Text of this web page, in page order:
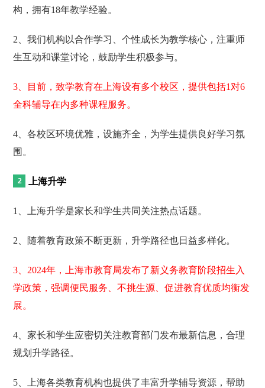
构，拥有18年教学经验。
2、我们机构以合作学习、个性成长为教学核心，注重师
生互动和课堂讨论，鼓励学生积极参与。
3、目前，致学教育在上海设有多个校区，提供包括1对6
全科辅导在内多种课程服务。
4、各校区环境优雅，设施齐全，为学生提供良好学习氛
围。
上海升学
1、上海升学是家长和学生共同关注热点话题。
2、随着教育政策不断更新，升学路径也日益多样化。
3、2024年，上海市教育局发布了新义务教育阶段招生入
学政策，强调便民服务、不挑生源、促进教育优质均衡发
展。
4、家长和学生应密切关注教育部门发布最新信息，合理
规划升学路径。
5、上海各类教育机构也提供了丰富升学辅导资源，帮助